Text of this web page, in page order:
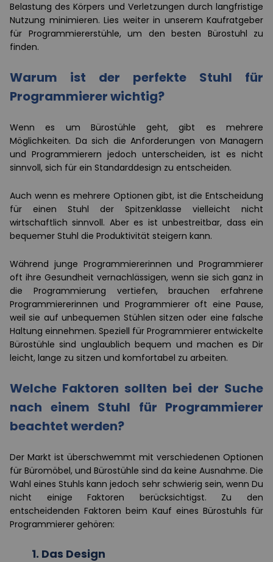
Belastung des Körpers und Verletzungen durch langfristige
Nutzung minimieren. Lies weiter in unserem Kaufratgeber
für Programmiererstühle, um den besten Bürostuhl zu
finden.
Warum ist der perfekte Stuhl für
Programmierer wichtig?
Wenn es um Bürostühle geht, gibt es mehrere
Möglichkeiten. Da sich die Anforderungen von Managern
und Programmierern jedoch unterscheiden, ist es nicht
sinnvoll, sich für ein Standarddesign zu entscheiden.
Auch wenn es mehrere Optionen gibt, ist die Entscheidung
für einen Stuhl der Spitzenklasse vielleicht nicht
wirtschaftlich sinnvoll. Aber es ist unbestreitbar, dass ein
bequemer Stuhl die Produktivität steigern kann.
Während junge Programmiererinnen und Programmierer
oft ihre Gesundheit vernachlässigen, wenn sie sich ganz in
die Programmierung vertiefen, brauchen erfahrene
Programmiererinnen und Programmierer oft eine Pause,
weil sie auf unbequemen Stühlen sitzen oder eine falsche
Haltung einnehmen. Speziell für Programmierer entwickelte
Bürostühle sind unglaublich bequem und machen es Dir
leicht, lange zu sitzen und komfortabel zu arbeiten.
Welche Faktoren sollten bei der Suche
nach einem Stuhl für Programmierer
beachtet werden?
Der Markt ist überschwemmt mit verschiedenen Optionen
für Büromöbel, und Bürostühle sind da keine Ausnahme. Die
Wahl eines Stuhls kann jedoch sehr schwierig sein, wenn Du
nicht einige Faktoren berücksichtigst. Zu den
entscheidenden Faktoren beim Kauf eines Bürostuhls für
Programmierer gehören:
1. Das Design